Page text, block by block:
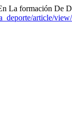
La formación De
article/view/